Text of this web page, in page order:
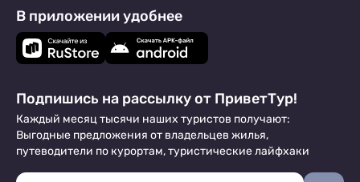
В приложении удобнее
Подпишись на рассылку от ПриветТур!
Каждый месяц тысячи наших туристов получают:
Выгодные предложения от владельцев жилья,
путеводители по курортам, туристические лайфхаки